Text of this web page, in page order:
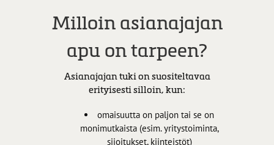
Milloin asianajajan
apu on tarpeen?
Asianajajan tuki on suositeltavaa
erityisesti silloin, kun:
omaisuutta on paljon tai se on
monimutkaista (esim. yritystoiminta,
sijoitukset, kiinteistöt)